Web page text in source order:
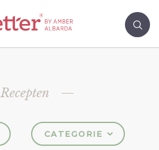
Recepten
CATEGORIE